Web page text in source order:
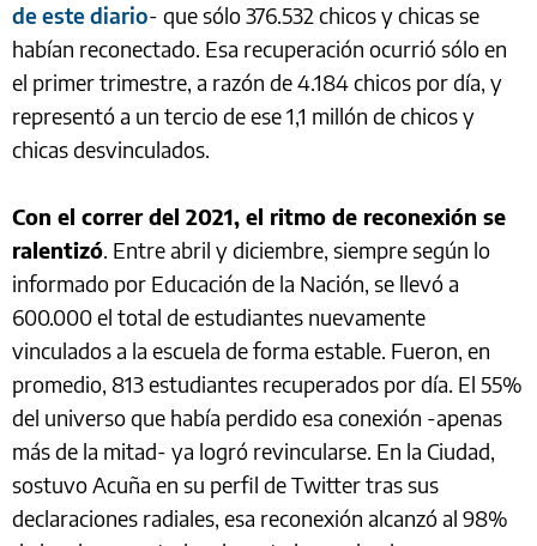
de este diario- que sólo 376.532 chicos y chicas se
habían reconectado. Esa recuperación ocurrió sólo en
el primer trimestre, a razón de 4.184 chicos por día, y
representó a un tercio de ese 1,1 millón de chicos y
chicas desvinculados.
Con el correr del 2021, el ritmo de reconexión se
ralentizó. Entre abril y diciembre, siempre según lo
informado por Educación de la Nación, se llevó a
600.000 el total de estudiantes nuevamente
vinculados a la escuela de forma estable. Fueron, en
promedio, 813 estudiantes recuperados por día. El 55%
del universo que había perdido esa conexión -apenas
más de la mitad- ya logró revincularse. En la Ciudad,
sostuvo Acuña en su perfil de Twitter tras sus
declaraciones radiales, esa reconexión alcanzó al 98%